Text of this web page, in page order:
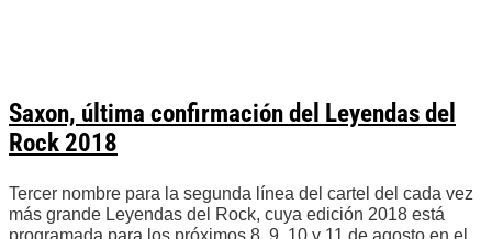
Saxon, última confirmación del Leyendas del
Rock 2018
Tercer nombre para la segunda línea del cartel del cada vez
más grande Leyendas del Rock, cuya edición 2018 está